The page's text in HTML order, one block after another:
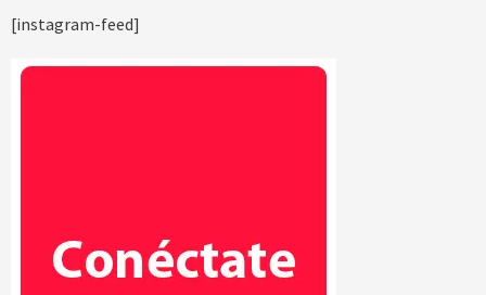
[instagram-feed]